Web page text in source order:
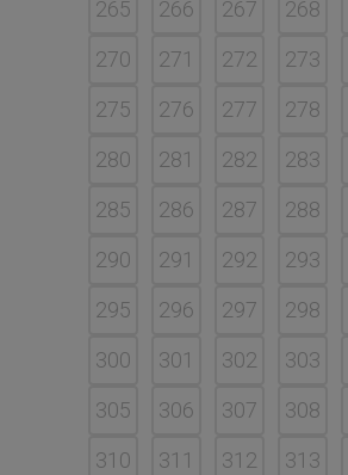
265
266 267 268
270
271 272 273
275
276 277 278
280
281 282 283
285
286 287 288
290
291 292 293
295
296 297 298
300
301 302 303
305
306 307 308
310
311 312 313